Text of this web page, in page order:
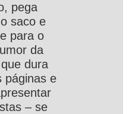
pega
saco e
para o
da
dura
páginas e
– se